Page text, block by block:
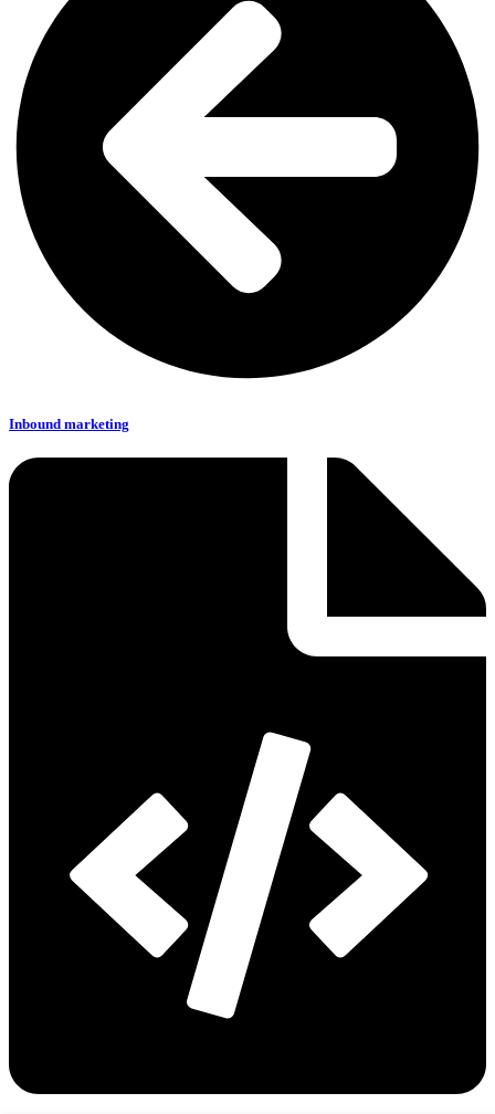
Inbound marketing